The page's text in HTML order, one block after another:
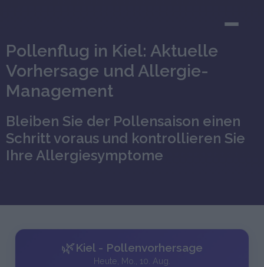
Pollenflug in Kiel: Aktuelle
Vorhersage und Allergie-
Management
Bleiben Sie der Pollensaison einen
Schritt voraus und kontrollieren Sie
Ihre Allergiesymptome
🌿Kiel - Pollenvorhersage
Heute, Mo., 10. Aug.